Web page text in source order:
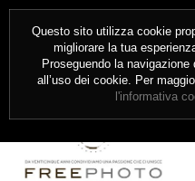
Questo sito utilizza cookie
migliorare la tua
Proseguendo la
all’uso dei cookie. Per
l'informativa